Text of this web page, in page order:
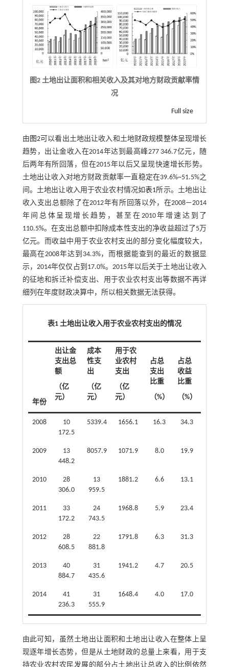
图2 土地出让面积和相关收入及其对地方财政贡献率情
况
Full size
由 图2可以看出土地出让收入和土地财政规模整体呈现增长
趋势，出让金收入在2014年达到最高峰277 346.7亿元，随
后两年有所回落，但在2015年以后又呈现快速增长形势。
土地出让收入对地方财政贡献率一直稳定在39.6%~51.5%之
间。土地出让收入用于农业农村情况如表1所示。土地出让
收入支出总额除了在2012年有所回落以外，在2008—2014
年间总体呈现增长趋势，甚至在2010年增速达到了
110.5%。在支出总额中扣除成本性支出的净收益超过了5万
亿元。而收益中用于农业农村支出的部分变化幅度较大，
最高在2008年达到34.3%，而根据能查到的最近的数据显
示，2014年仅仅占到17.0%。2015年以后关于土地出让收入
的征地和拆迁补偿支出、用于农业农村支出等数据不再详
细列在年度财政决算中，所以相关数据无法获得。
表1 土地出让收入用于农业农村支出的情况
年份
出让金
支出总
额
（亿
元）
成本
性支
出
（亿
元）
用于农
业农村
支出
（亿
元）
占总
支出
比重
（%）
占总
收益
比重
（%）
2008
10
172.5
5339.4 1656.1 16.3 34.3
2009
13
448.2
8057.9 1071.9 8.0 19.9
2010
28
306.0
13
959.5
1881.2 6.6 13.1
2011
33
172.2
24
743.5
1968.8 5.9 23.4
2012
28
608.5
22
881.8
1791.8 6.3 31.3
2013
40
884.7
31
435.6
1941.2 4.7 20.5
2014
41
236.3
31
555.9
1648.4 4.0 17.0
由此可知，虽然土地出让面积和土地出让收入在整体上呈
现逐年增长态势，但是从土地财政的总量上来看，用于支
持农业农村农民发展的部分占土地出让总收入的比例依然